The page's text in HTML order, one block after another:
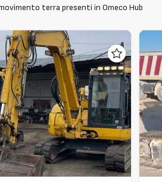
terra presenti in Omeco Hub